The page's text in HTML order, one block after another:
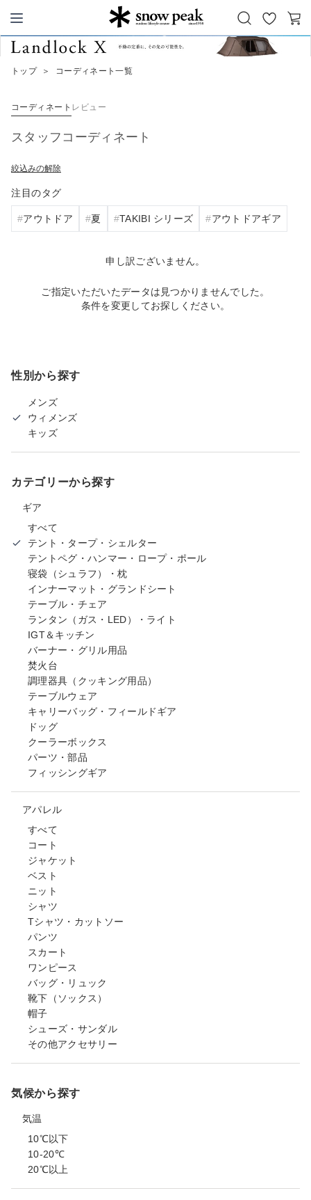
Snow Peak
お
気
カ
トップ ＞ コーディネート一覧
コーディネート レビュー
スタッフコーディネート
絞込みの解除
注目のタグ
アウトドア 夏 TAKIBI シリーズ アウトドアギア
申し訳ございません。
ご指定いただいたデータは見つかりませんでした。
条件を変更してお探しください。
性別から探す
メンズ
ウィメンズ
キッズ
カテゴリーから探す
ギア
すべて
テント・タープ・シェルター
テントペグ・ハンマー・ロープ・ポール
寝袋（シュラフ）・枕
インナーマット・グランドシート
テーブル・チェア
ランタン（ガス・LED）・ライト
IGT＆キッチン
バーナー・グリル用品
焚火台
調理器具（クッキング用品）
テーブルウェア
キャリーバッグ・フィールドギア
ドッグ
クーラーボックス
パーツ・部品
フィッシングギア
アパレル
すべて
コート
ジャケット
ベスト
ニット
シャツ
Tシャツ・カットソー
パンツ
スカート
ワンピース
バッグ・リュック
靴下（ソックス）
帽子
シューズ・サンダル
その他アクセサリー
気候から探す
気温
10℃以下
10-20℃
20℃以上